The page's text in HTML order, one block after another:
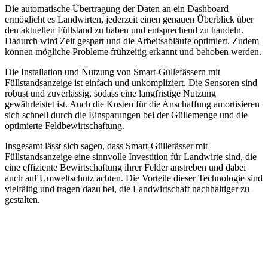
Die automatische Übertragung der Daten an ein Dashboard
ermöglicht es Landwirten, jederzeit einen genauen Überblick über
den aktuellen Füllstand zu haben und entsprechend zu handeln.
Dadurch wird Zeit gespart und die Arbeitsabläufe optimiert. Zudem
können mögliche Probleme frühzeitig erkannt und behoben werden.
Die Installation und Nutzung von Smart-Güllefässern mit
Füllstandsanzeige ist einfach und unkompliziert. Die Sensoren sind
robust und zuverlässig, sodass eine langfristige Nutzung
gewährleistet ist. Auch die Kosten für die Anschaffung amortisieren
sich schnell durch die Einsparungen bei der Güllemenge und die
optimierte Feldbewirtschaftung.
Insgesamt lässt sich sagen, dass Smart-Güllefässer mit
Füllstandsanzeige eine sinnvolle Investition für Landwirte sind, die
eine effiziente Bewirtschaftung ihrer Felder anstreben und dabei
auch auf Umweltschutz achten. Die Vorteile dieser Technologie sind
vielfältig und tragen dazu bei, die Landwirtschaft nachhaltiger zu
gestalten.